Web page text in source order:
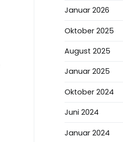
Januar 2026
Oktober 2025
August 2025
Januar 2025
Oktober 2024
Juni 2024
Januar 2024